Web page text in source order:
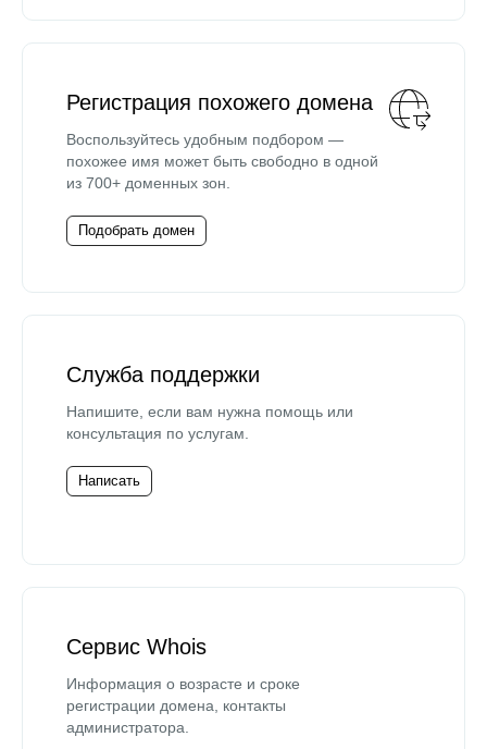
Регистрация похожего домена
Воспользуйтесь удобным подбором —
похожее имя может быть свободно в одной
из 700+ доменных зон.
Подобрать домен
Служба поддержки
Напишите, если вам нужна помощь или
консультация по услугам.
Написать
Сервис Whois
Информация о возрасте и сроке
регистрации домена, контакты
администратора.